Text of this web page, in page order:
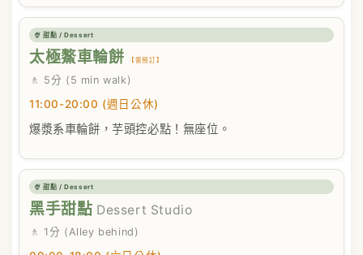
🍨 甜點 / Dessert
太極鰲車輪餅 【需預訂】
🚶 5分 (5 min walk)
11:00-20:00 (週日公休)
爆漿系車輪餅，芋頭控必點！無座位。
🍨 甜點 / Dessert
黑手甜點 Dessert Studio
🚶 1分 (Alley behind)